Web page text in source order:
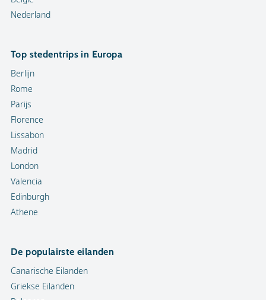
Nederland
Top stedentrips in Europa
Berlijn
Rome
Parijs
Florence
Lissabon
Madrid
London
Valencia
Edinburgh
Athene
De populairste eilanden
Canarische Eilanden
Griekse Eilanden